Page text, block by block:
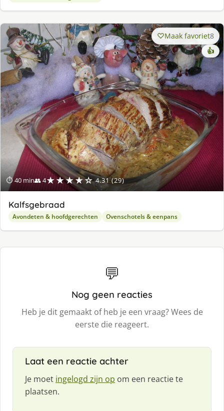
⏱ 40 min👥 4★★★★☆ 4.31 (29)
Maak favoriet8
👍
Kalfsgebraad
Avondeten & hoofdgerechten Ovenschotels & eenpans
💬
Nog geen reacties
Heb je dit gemaakt of heb je een vraag? Wees de
eerste die reageert.
Laat een reactie achter
Je moet ingelogd zijn op om een reactie te
plaatsen.